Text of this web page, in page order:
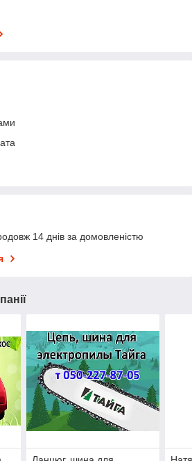
14 днів за домовленістю